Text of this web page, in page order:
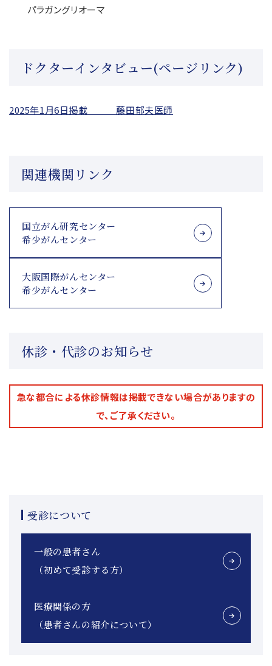
パラガングリオーマ
ドクターインタビュー(ページリンク)
2025年1月6日掲載 藤田郁夫医師
関連機関リンク
国立がん研究センター
希少がんセンター
大阪国際がんセンター
希少がんセンター
休診・代診のお知らせ
急な都合による休診情報は掲載できない場合がありますの
で、ご了承ください。
受診について
一般の患者さん
（初めて受診する方）
医療関係の方
（患者さんの紹介について）